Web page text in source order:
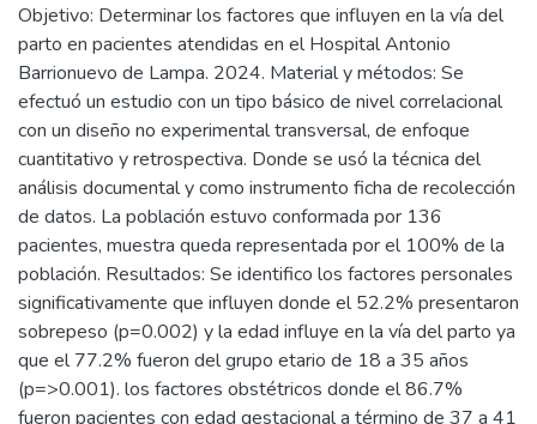
Objetivo: Determinar los factores que influyen en la vía del
parto en pacientes atendidas en el Hospital Antonio
Barrionuevo de Lampa. 2024. Material y métodos: Se
efectuó un estudio con un tipo básico de nivel correlacional
con un diseño no experimental transversal, de enfoque
cuantitativo y retrospectiva. Donde se usó la técnica del
análisis documental y como instrumento ficha de recolección
de datos. La población estuvo conformada por 136
pacientes, muestra queda representada por el 100% de la
población. Resultados: Se identifico los factores personales
significativamente que influyen donde el 52.2% presentaron
sobrepeso (p=0.002) y la edad influye en la vía del parto ya
que el 77.2% fueron del grupo etario de 18 a 35 años
(p=>0.001). los factores obstétricos donde el 86.7%
fueron pacientes con edad gestacional a término de 37 a 41